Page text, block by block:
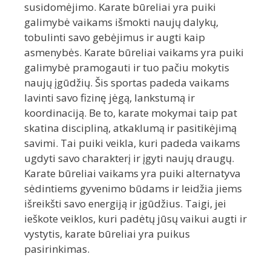
susidomėjimo. Karate būreliai yra puiki
galimybė vaikams išmokti naujų dalykų,
tobulinti savo gebėjimus ir augti kaip
asmenybės. Karate būreliai vaikams yra puiki
galimybė pramogauti ir tuo pačiu mokytis
naujų įgūdžių. Šis sportas padeda vaikams
lavinti savo fizinę jėgą, lankstumą ir
koordinaciją. Be to, karate mokymai taip pat
skatina discipliną, atkaklumą ir pasitikėjimą
savimi. Tai puiki veikla, kuri padeda vaikams
ugdyti savo charakterį ir įgyti naujų draugų.
Karate būreliai vaikams yra puiki alternatyva
sėdintiems gyvenimo būdams ir leidžia jiems
išreikšti savo energiją ir įgūdžius. Taigi, jei
ieškote veiklos, kuri padėtų jūsų vaikui augti ir
vystytis, karate būreliai yra puikus
pasirinkimas.